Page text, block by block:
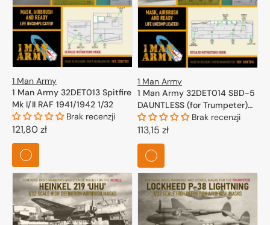
1 Man Army
1 Man Army 32DET013 Spitfire
Mk I/II RAF 1941/1942 1/32
Brak recenzji
Cena
regularna
121,80 zł
1 Man Army
1 Man Army 32DET014 SBD-5
DAUNTLESS (for Trumpeter)
1/32
Brak recenzji
Cena
regularna
113,15 zł